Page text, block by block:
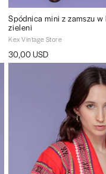
Spódnica mini z zamszu
zieleni
Kex Vintage Store
30,00 USD